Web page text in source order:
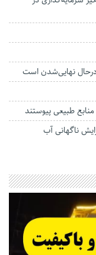
درحال نهایی‌شدن است
ناگهانی آب